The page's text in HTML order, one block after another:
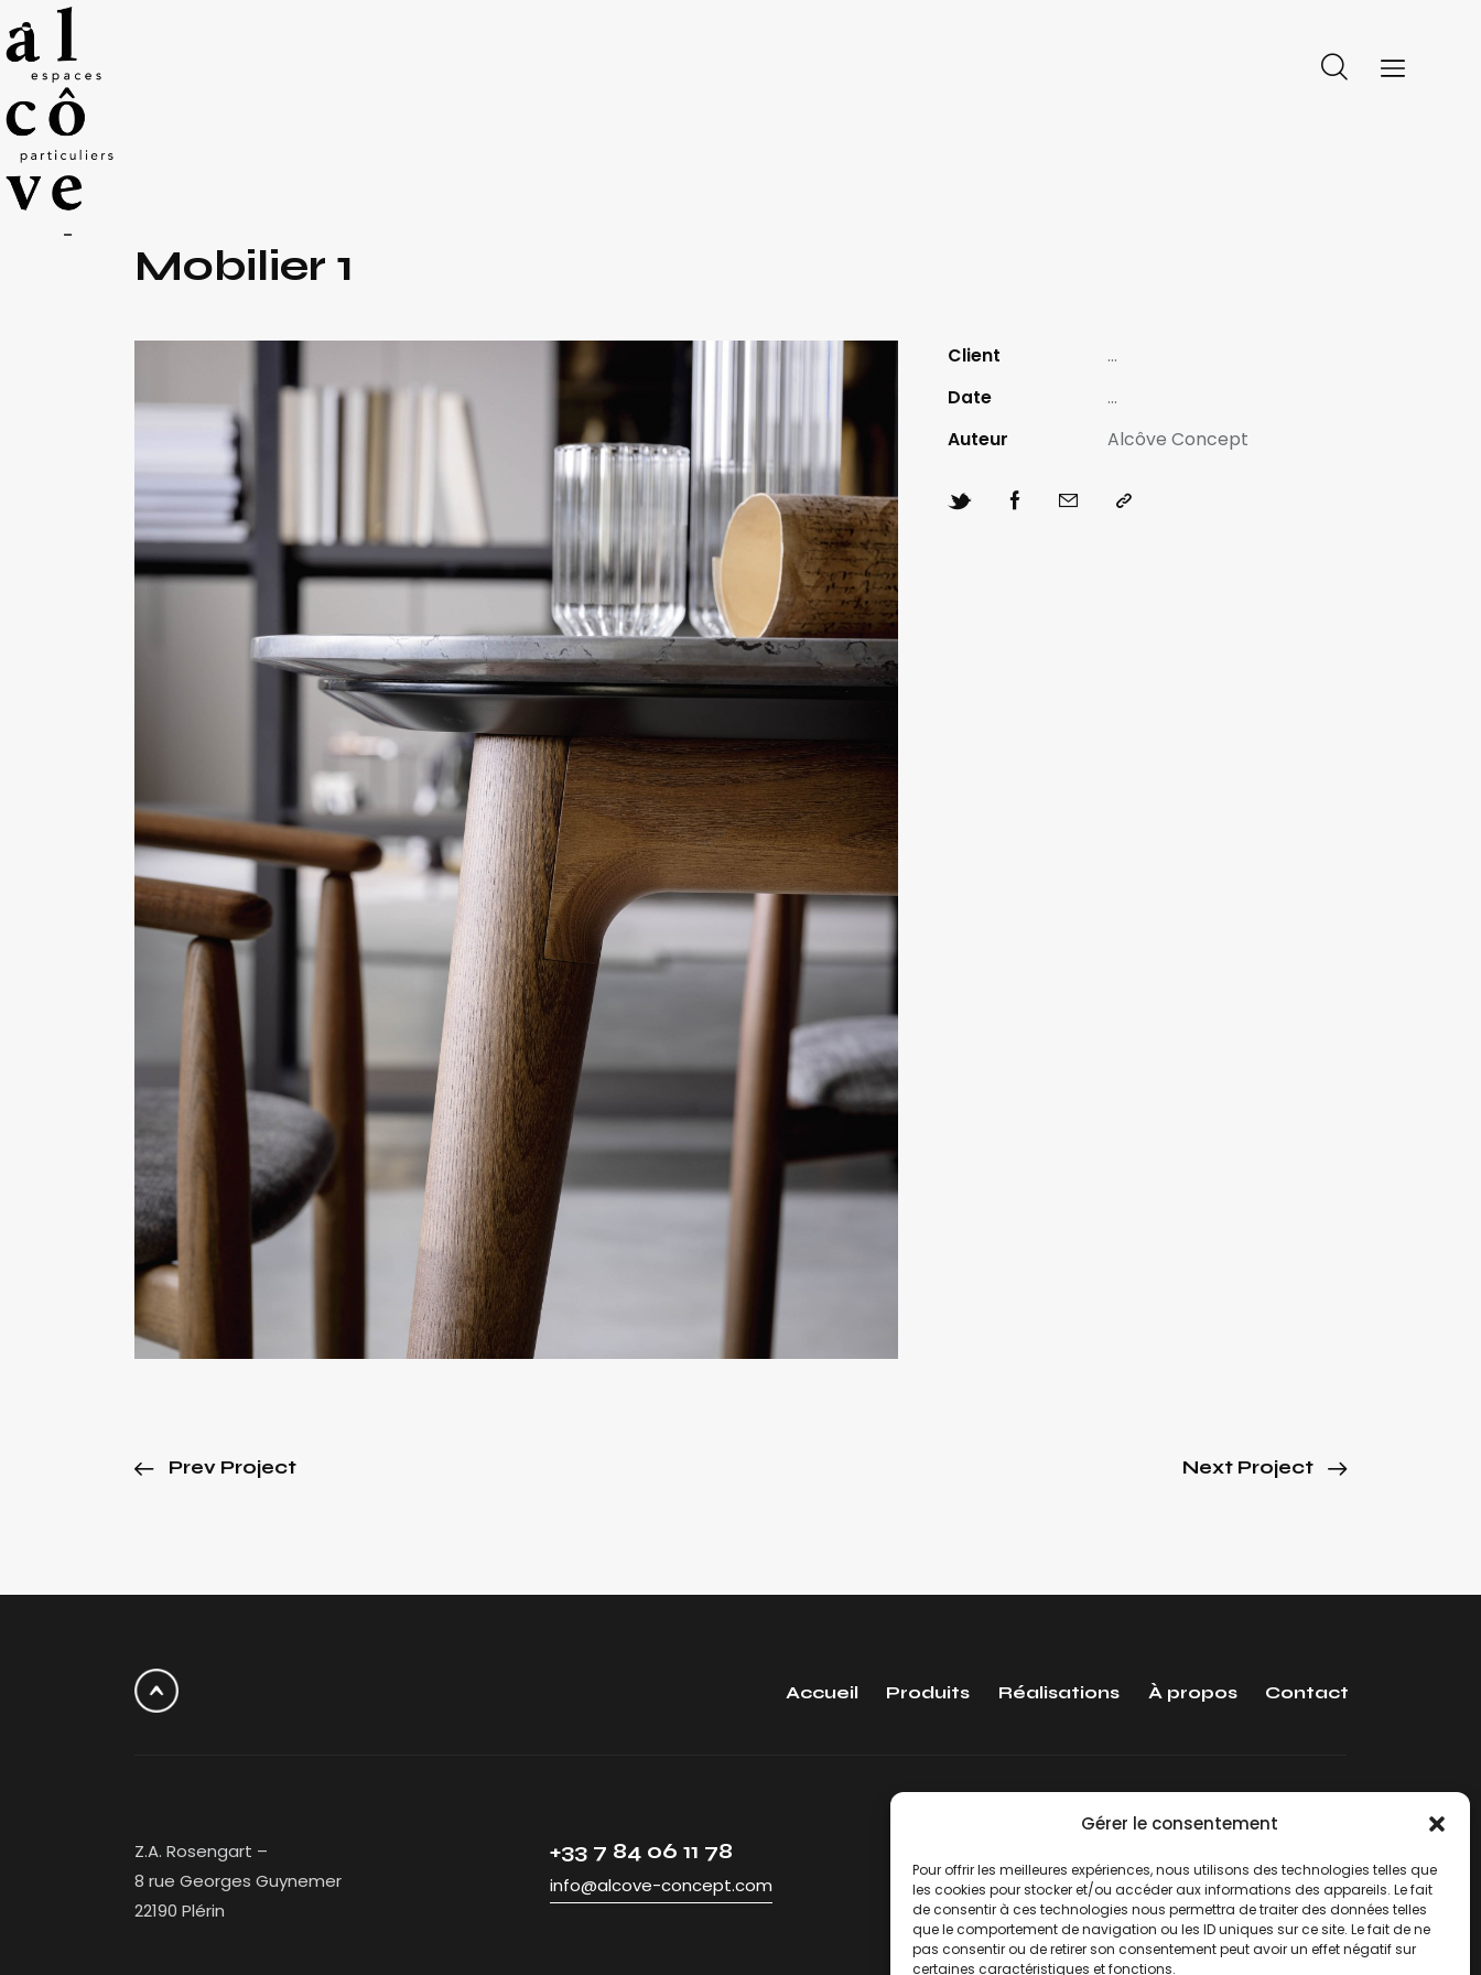
Gérer le consentement
Pour offrir les meilleures expériences, nous utilisons des technologies telles que
les cookies pour stocker et/ou accéder aux informations des appareils. Le fait
de consentir à ces technologies nous permettra de traiter des données telles
que le comportement de navigation ou les ID uniques sur ce site. Le fait de ne
pas consentir ou de retirer son consentement peut avoir un effet négatif sur
certaines caractéristiques et fonctions.
Mobilier 1
Client
...
Date
...
Auteur
Alcôve Concept
Prev Project Next Project
Accueil Produits Réalisations À propos Contact
Z.A. Rosengart –
8 rue Georges Guynemer
22190 Plérin
+33 7 84 06 11 78
info@alcove-concept.com
Inscrivez-vous
8 rue Georges Guynemer